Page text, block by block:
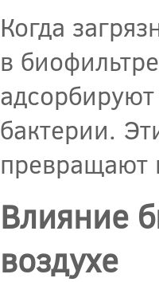
Когда
в
бактерии.
превращают
Влияние
воздухе